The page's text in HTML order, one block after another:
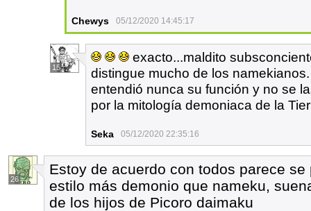
Chewys 05/12/2020 14:45:17
15
exacto...maldito
distingue mucho de los
entendió nunca su función y no se
por la mitología demoniaca de la
Seka 05/12/2020 22:35:16
26
Estoy de acuerdo con todos parece
estilo más demonio que nameku,
de los hijos de Picoro daimaku